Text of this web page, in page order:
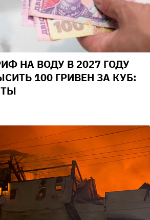
НА ВОДУ В 2027 ГОДУ
100 ГРИВЕН ЗА КУБ: